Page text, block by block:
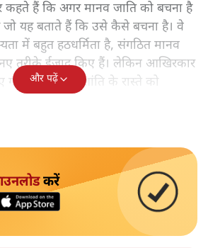
हैं कि अगर मानव जाति को बचना है
जो यह बताते हैं कि उसे कैसे बचना है। वे
में बहुत हठधर्मिता है, संगठित मानव
तरीके ईजाद किए हैं। लेकिन आखिरकार
गए अहिंसा और शांति के रास्ते को
और पढ़ें
करें